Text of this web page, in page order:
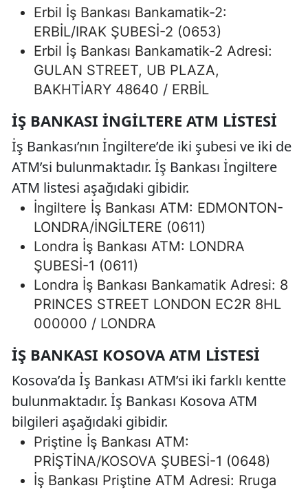
Erbil İş Bankası Bankamatik-2:
ERBİL/IRAK ŞUBESİ-2 (0653)
Erbil İş Bankası Bankamatik-2 Adresi:
GULAN STREET, UB PLAZA,
BAKHTİARY 48640 / ERBİL
İŞ BANKASI İNGILTERE ATM LISTESI
İş Bankası’nın İngiltere’de iki şubesi ve iki de
ATM’si bulunmaktadır. İş Bankası İngiltere
ATM listesi aşağıdaki gibidir.
İngiltere İş Bankası ATM: EDMONTON-
LONDRA/İNGİLTERE (0611)
Londra İş Bankası ATM: LONDRA
ŞUBESİ-1 (0611)
Londra İş Bankası Bankamatik Adresi: 8
PRINCES STREET LONDON EC2R 8HL
000000 / LONDRA
İŞ BANKASI KOSOVA ATM LISTESI
Kosova’da İş Bankası ATM’si iki farklı kentte
bulunmaktadır. İş Bankası Kosova ATM
bilgileri aşağıdaki gibidir.
Priştine İş Bankası ATM:
PRİŞTİNA/KOSOVA ŞUBESİ-1 (0648)
İş Bankası Priştine ATM Adresi: Rruga